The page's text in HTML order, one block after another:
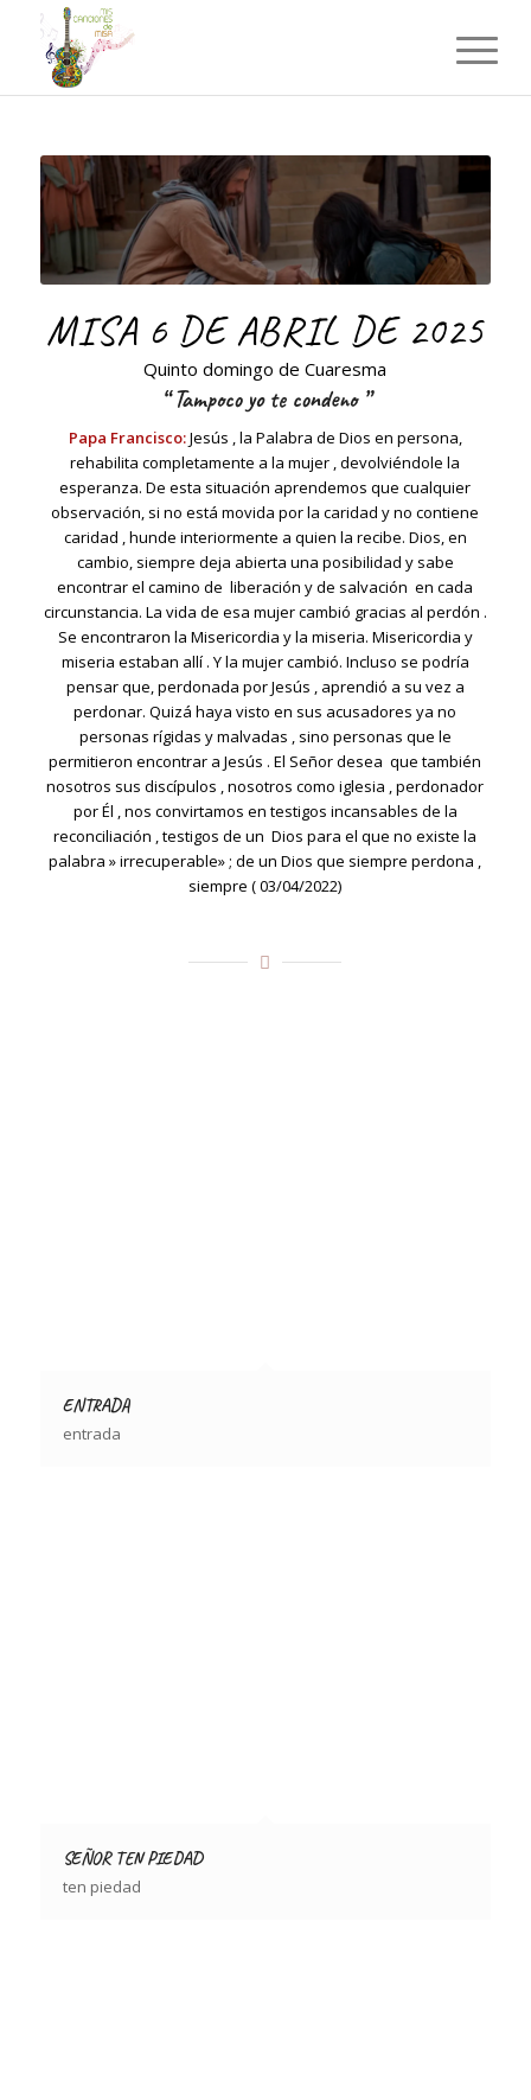
MISA 6 DE ABRIL DE 2025
Quinto domingo de Cuaresma
“Tampoco yo te condeno ”
Papa Francisco:Jesús , la Palabra de Dios en persona,
rehabilita completamente a la mujer , devolviéndole la
esperanza. De esta situación aprendemos que cualquier
observación, si no está movida por la caridad y no contiene
caridad , hunde interiormente a quien la recibe. Dios, en
cambio, siempre deja abierta una posibilidad y sabe
encontrar el camino de liberación y de salvación en cada
circunstancia. La vida de esa mujer cambió gracias al perdón .
Se encontraron la Misericordia y la miseria. Misericordia y
miseria estaban allí . Y la mujer cambió. Incluso se podría
pensar que, perdonada por Jesús , aprendió a su vez a
perdonar. Quizá haya visto en sus acusadores ya no
personas rígidas y malvadas , sino personas que le
permitieron encontrar a Jesús . El Señor desea que también
nosotros sus discípulos , nosotros como iglesia , perdonador
por Él , nos convirtamos en testigos incansables de la
reconciliación , testigos de un Dios para el que no existe la
palabra » irrecuperable» ; de un Dios que siempre perdona ,
siempre ( 03/04/2022)
ENTRADA
entrada
SEÑOR TEN PIEDAD
ten piedad